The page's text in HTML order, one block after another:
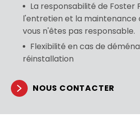
La responsabilité de Foster
l'entretien et la maintenance
vous n'êtes pas responsable.
Flexibilité en cas de
réinstallation
NOUS CONTACTER